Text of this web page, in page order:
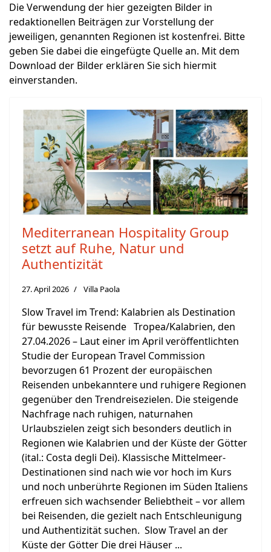
Die Verwendung der hier gezeigten Bilder in
redaktionellen Beiträgen zur Vorstellung der
jeweiligen, genannten Regionen ist kostenfrei. Bitte
geben Sie dabei die eingefügte Quelle an. Mit dem
Download der Bilder erklären Sie sich hiermit
einverstanden.
Mediterranean Hospitality Group
setzt auf Ruhe, Natur und
Authentizität
27. April 2026 Villa Paola
Slow Travel im Trend: Kalabrien als Destination
für bewusste Reisende Tropea/Kalabrien, den
27.04.2026 – Laut einer im April veröffentlichten
Studie der European Travel Commission
bevorzugen 61 Prozent der europäischen
Reisenden unbekanntere und ruhigere Regionen
gegenüber den Trendreisezielen. Die steigende
Nachfrage nach ruhigen, naturnahen
Urlaubszielen zeigt sich besonders deutlich in
Regionen wie Kalabrien und der Küste der Götter
(ital.: Costa degli Dei). Klassische Mittelmeer-
Destinationen sind nach wie vor hoch im Kurs
und noch unberührte Regionen im Süden Italiens
erfreuen sich wachsender Beliebtheit – vor allem
bei Reisenden, die gezielt nach Entschleunigung
und Authentizität suchen. Slow Travel an der
Küste der Götter Die drei Häuser ...